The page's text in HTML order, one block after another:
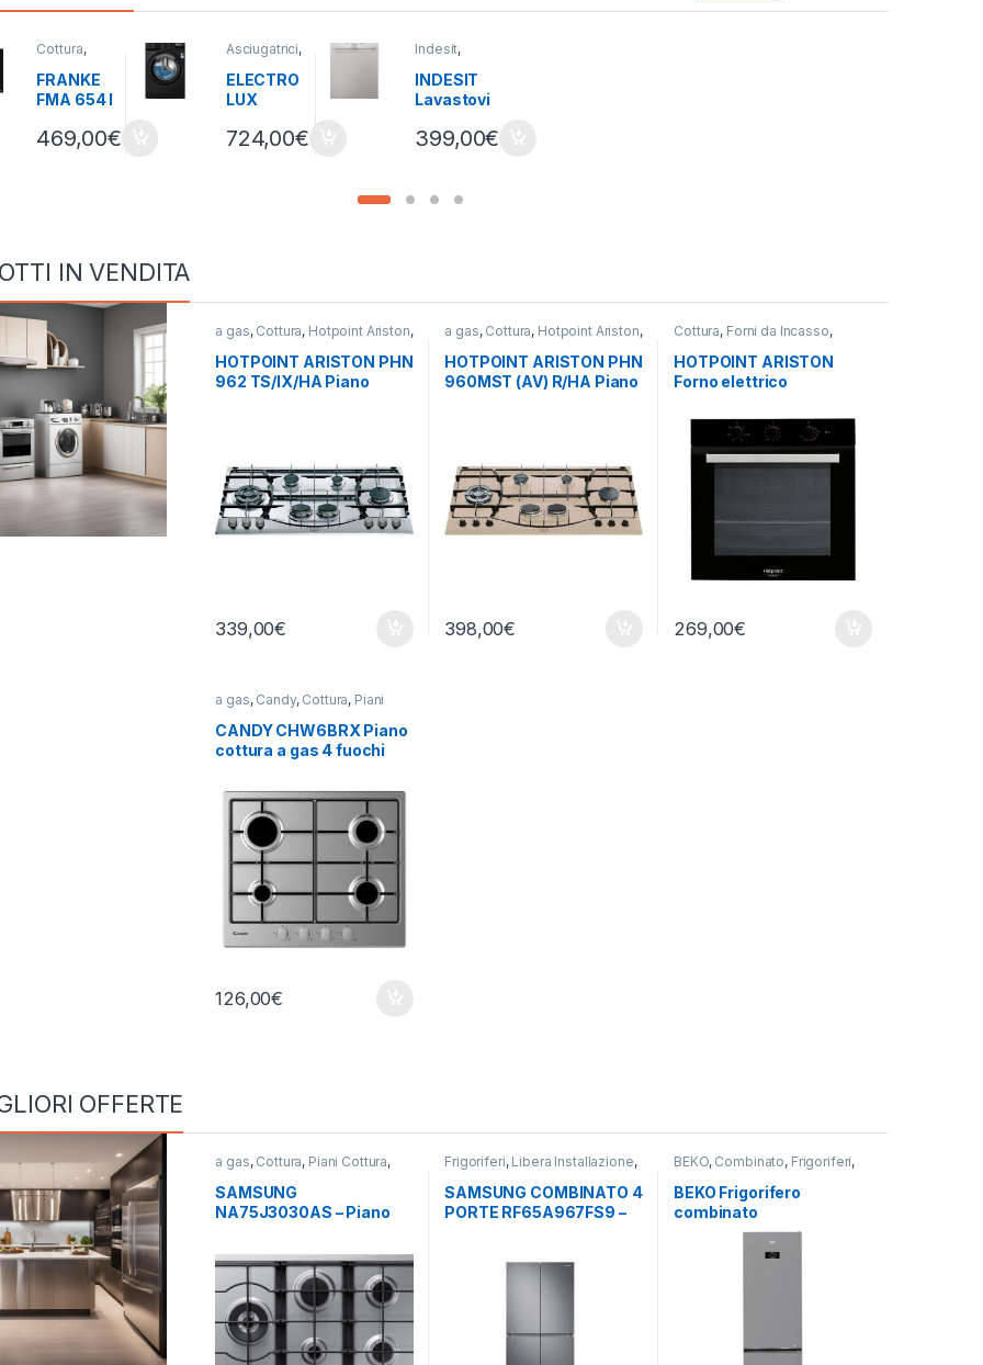
Cottura,
Induzione,
misto ,Piani
Cottura
FRANKE
FMA 654 I
Piano
469,00€
Asciugatrici,
Asciugatrici
Standard,
Carico
Frontale
Lavasciuga ,
Lavatrici,
Libera
ELECTRO
LUX
5B-
724,00€
Indesit,
e,Libera
Installazione
INDESIT
Lavastovi
HK26 S
one 14
399,00€
IN VENDITA
a gas, Cottura, Hotpoint Ariston,
Piani Cottura
HOTPOINT ARISTON PHN
962 TS/IX/HA Piano
339,00€
a gas, Cottura, Hotpoint Ariston,
Piani Cottura
HOTPOINT ARISTON PHN
960MST (AV) R/HA Piano
398,00€
Cottura, Forni da Incasso,
HOTPOINT ARISTON
Forno elettrico
FA3 530H BL/HA
269,00€
a gas, Candy, Cottura, Piani
Cottura
CANDY CHW6BRX Piano
cottura a gas 4 fuochi
126,00€
OFFERTE
a gas, Cottura, Piani Cottura,
SAMSUNG
SAMSUNG
NA75J3030AS – Piano
Frigoriferi, Libera Installazione,
SAMSUNG
Porte
SAMSUNG COMBINATO 4
PORTE RF65A967FS9 –
BEKO, Combinato, Frigoriferi,
BEKO Frigorifero
combinato
B5RCNE405HXB TOTAL